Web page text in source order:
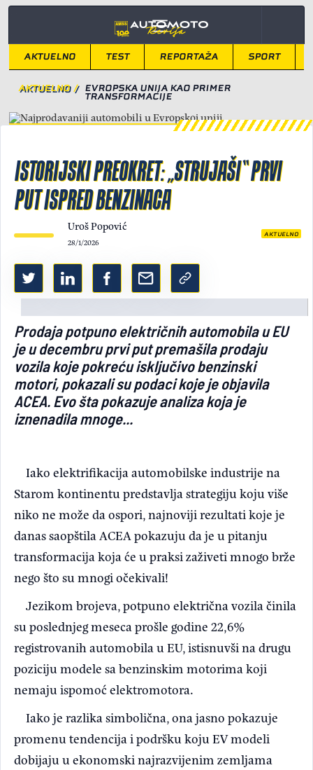
Light/Dark mode
AKTUELNO TEST REPORTAŽA SPORT
AKTUELNO / EVROPSKA UNIJA KAO PRIMER
TRANSFORMACIJE
ISTORIJSKI PREOKRET: „STRUJAŠI“ PRVI
PUT ISPRED BENZINACA
Uroš Popović
28/1/2026
AKTUELNO
Prodaja potpuno električnih automobila u EU
je u decembru prvi put premašila prodaju
vozila koje pokreću isključivo benzinski
motori, pokazali su podaci koje je objavila
ACEA. Evo šta pokazuje analiza koja je
iznenadila mnoge...
Iako elektrifikacija automobilske industrije na
Starom kontinentu predstavlja strategiju koju više
niko ne može da ospori, najnoviji rezultati koje je
danas saopštila ACEA pokazuju da je u pitanju
transformacija koja će u praksi zaživeti mnogo brže
nego što su mnogi očekivali!
Jezikom brojeva, potpuno električna vozila činila
su poslednjeg meseca prošle godine 22,6%
registrovanih automobila u EU, istisnuvši na drugu
poziciju modele sa benzinskim motorima koji
nemaju ispomoć elektromotora.
Iako je razlika simbolična, ona jasno pokazuje
promenu tendencija i podršku koju EV modeli
dobijaju u ekonomski najrazvijenim zemljama